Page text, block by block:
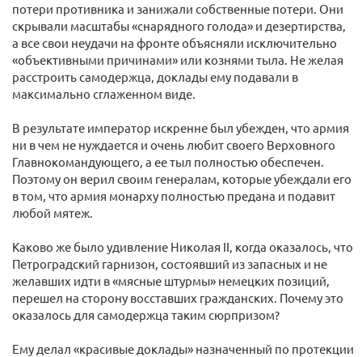
потери противника и занижали собственные потери. Они
скрывали масштабы «снарядного голода» и дезертирства,
а все свои неудачи на фронте объясняли исключительно
«объективными причинами» или кознями тыла. Не желая
расстроить самодержца, доклады ему подавали в
максимально сглаженном виде.
В результате император искренне был убежден, что армия
ни в чем не нуждается и очень любит своего Верховного
Главнокомандующего, а ее тыл полностью обеспечен.
Поэтому он верил своим генералам, которые убеждали его
в том, что армия монарху полностью предана и подавит
любой мятеж.
Каково же было удивление Николая II, когда оказалось, что
Петроградский гарнизон, состоявший из запасных и не
желавших идти в «мясные штурмы» немецких позиций,
перешел на сторону восставших гражданских. Почему это
оказалось для самодержца таким сюрпризом?
Ему делал «красивые доклады» назначенный по протекции